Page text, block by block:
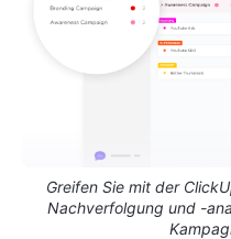
Greifen Sie mit der
Nachverfolgung und -